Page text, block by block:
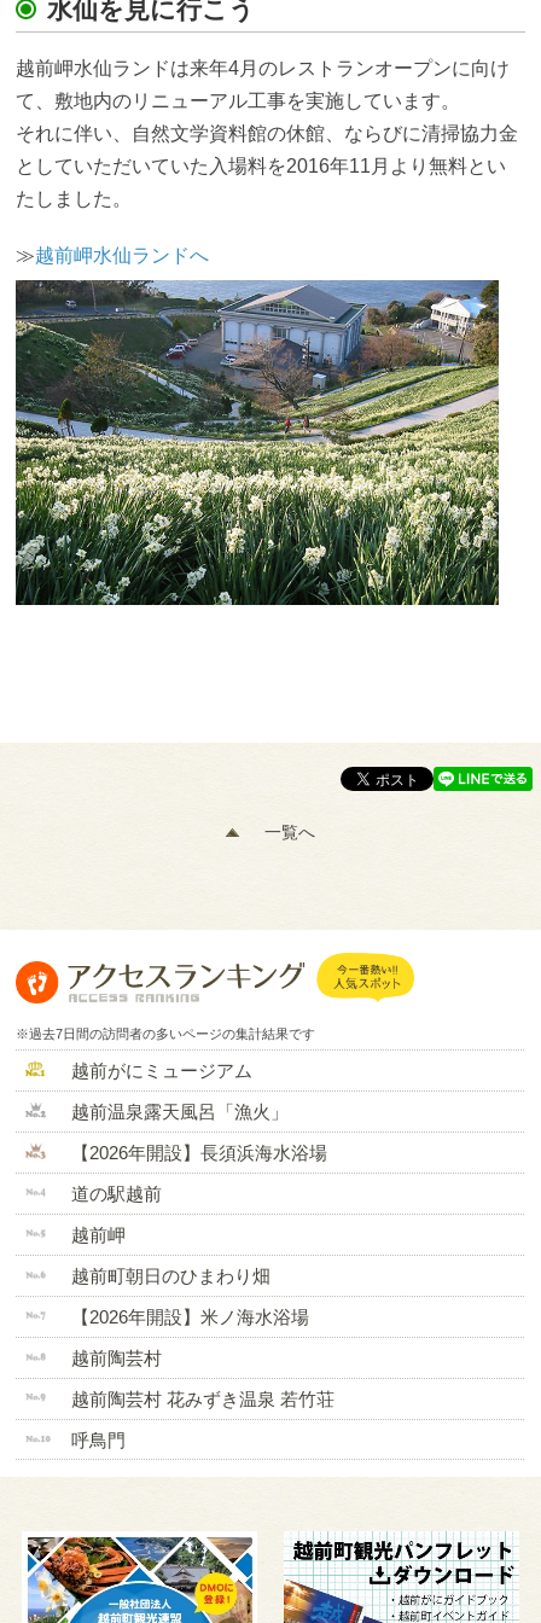
※過去7日間の訪問者の多いページの集計結果です
越前がにミュージアム
越前温泉露天風呂「漁火」
【2026年開設】長須浜海水浴場
道の駅越前
越前岬
越前町朝日のひまわり畑
【2026年開設】米ノ海水浴場
越前陶芸村
越前陶芸村 花みずき温泉 若竹荘
呼鳥門
水仙を見に行こう
越前岬水仙ランドは来年4月のレストランオープンに向け
て、敷地内のリニューアル工事を実施しています。
それに伴い、自然文学資料館の休館、ならびに清掃協力金
としていただいていた入場料を2016年11月より無料とい
たしました。
≫越前岬水仙ランドへ
一覧へ